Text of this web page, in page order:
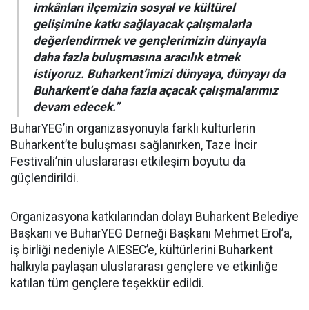
imkânları ilçemizin sosyal ve kültürel
gelişimine katkı sağlayacak çalışmalarla
değerlendirmek ve gençlerimizin dünyayla
daha fazla buluşmasına aracılık etmek
istiyoruz. Buharkent’imizi dünyaya, dünyayı da
Buharkent’e daha fazla açacak çalışmalarımız
devam edecek.”
BuharYEG’in organizasyonuyla farklı kültürlerin
Buharkent’te buluşması sağlanırken, Taze İncir
Festivali’nin uluslararası etkileşim boyutu da
güçlendirildi.
Organizasyona katkılarından dolayı Buharkent Belediye
Başkanı ve BuharYEG Derneği Başkanı Mehmet Erol’a,
iş birliği nedeniyle AIESEC’e, kültürlerini Buharkent
halkıyla paylaşan uluslararası gençlere ve etkinliğe
katılan tüm gençlere teşekkür edildi.